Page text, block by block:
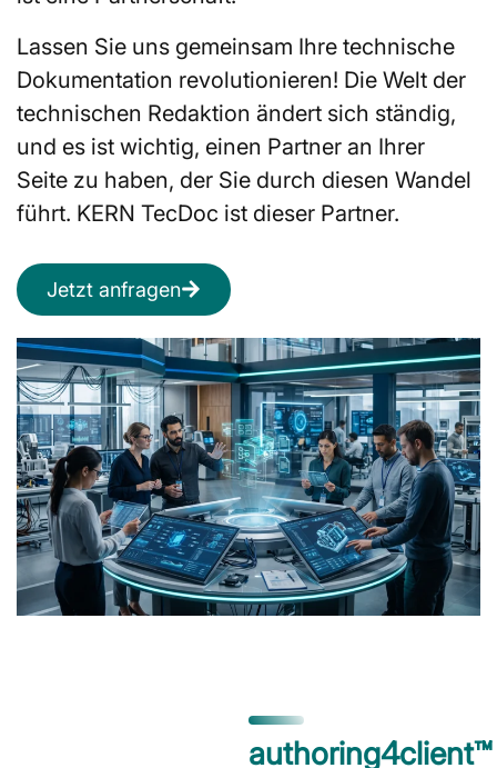
Lassen Sie uns gemeinsam Ihre technische
Dokumentation revolutionieren! Die Welt der
technischen Redaktion ändert sich ständig,
und es ist wichtig, einen Partner an Ihrer
Seite zu haben, der Sie durch diesen Wandel
führt. KERN TecDoc ist dieser Partner.
Jetzt anfragen
authoring4client™